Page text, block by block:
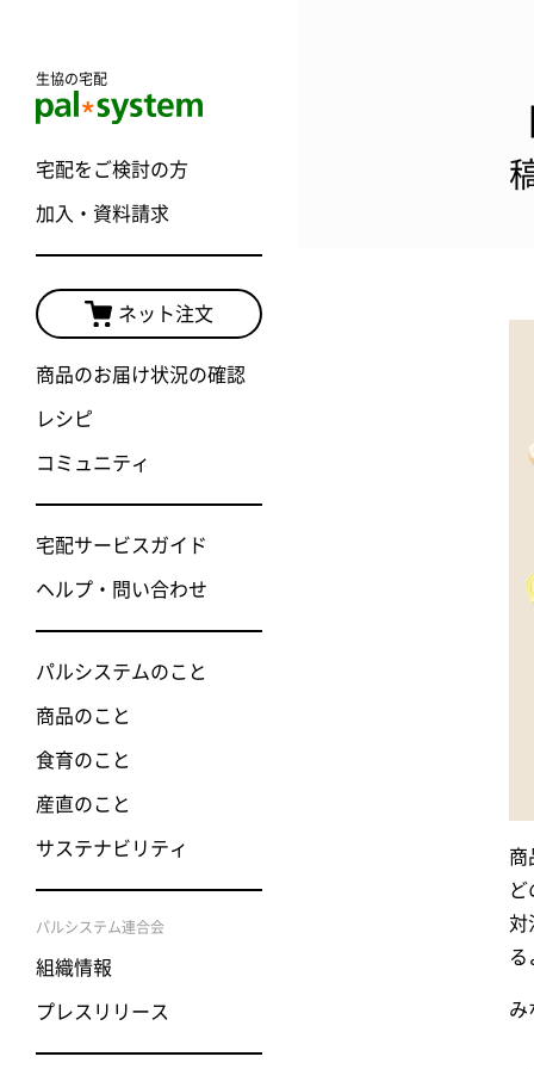
生協の宅配
宅配をご検討の方
加入・資料請求
ネット注文
商品のお届け状況の確認
レシピ
コミュニティ
宅配サービスガイド
ヘルプ・問い合わせ
パルシステムのこと
商品のこと
食育のこと
産直のこと
サステナビリティ
パルシステム連合会
組織情報
プレスリリース
商
ど
対
る
み